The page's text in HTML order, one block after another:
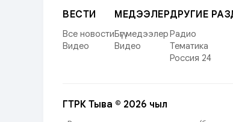
ВЕСТИ
Все новости
Видео
МЕДЭЭЛЕР
Бүгү медээлер
Видео
ДРУГИЕ
Радио
Тематика
Россия 24
ГТРК Тыва © 2026 чыл